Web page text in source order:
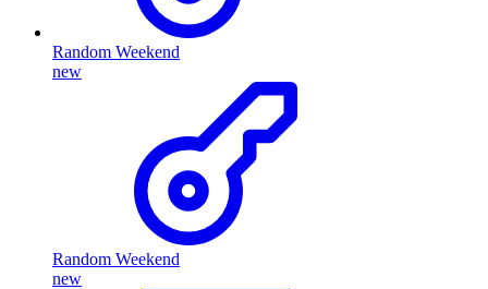
Random Weekend
new
Random Weekend
new